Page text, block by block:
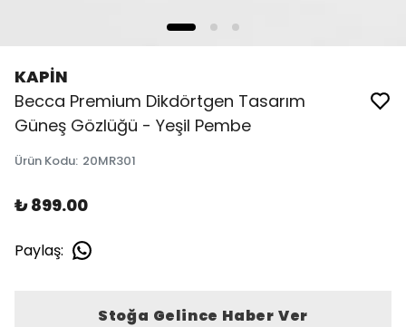
KAPİN
Becca Premium Dikdörtgen Tasarım
Güneş Gözlüğü - Yeşil Pembe
Ürün Kodu: 20MR301
₺ 899.00
Paylaş:
Stoğa Gelince Haber Ver